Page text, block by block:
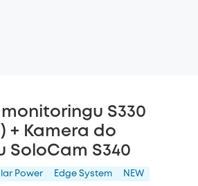
S330
+ Kamera do
SoloCam S340
Power Edge System NEW